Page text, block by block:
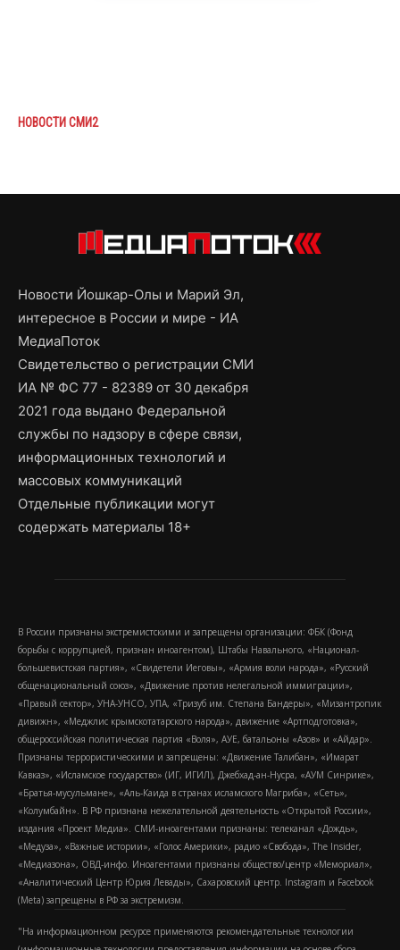
НОВОСТИ СМИ2
Новости Йошкар-Олы и Марий Эл,
интересное в России и мире - ИА
МедиаПоток
Свидетельство о регистрации СМИ
ИА № ФС 77 - 82389 от 30 декабря
2021 года выдано Федеральной
службы по надзору в сфере связи,
информационных технологий и
массовых коммуникаций
Отдельные публикации могут
содержать материалы 18+
В России признаны экстремистскими и запрещены организации: ФБК (Фонд
борьбы с коррупцией, признан иноагентом), Штабы Навального, «Национал-
большевистская партия», «Свидетели Иеговы», «Армия воли народа», «Русский
общенациональный союз», «Движение против нелегальной иммиграции»,
«Правый сектор», УНА-УНСО, УПА, «Тризуб им. Степана Бандеры», «Мизантропик
дивижн», «Меджлис крымскотатарского народа», движение «Артподготовка»,
общероссийская политическая партия «Воля», АУЕ, батальоны «Азов» и «Айдар».
Признаны террористическими и запрещены: «Движение Талибан», «Имарат
Кавказ», «Исламское государство» (ИГ, ИГИЛ), Джебхад-ан-Нусра, «АУМ Синрике»,
«Братья-мусульмане», «Аль-Каида в странах исламского Магриба», «Сеть»,
«Колумбайн». В РФ признана нежелательной деятельность «Открытой России»,
издания «Проект Медиа». СМИ-иноагентами признаны: телеканал «Дождь»,
«Медуза», «Важные истории», «Голос Америки», радио «Свобода», The Insider,
«Медиазона», ОВД-инфо. Иноагентами признаны общество/центр «Мемориал»,
«Аналитический Центр Юрия Левады», Сахаровский центр. Instagram и Facebook
(Metа) запрещены в РФ за экстремизм.
"На информационном ресурсе применяются рекомендательные технологии